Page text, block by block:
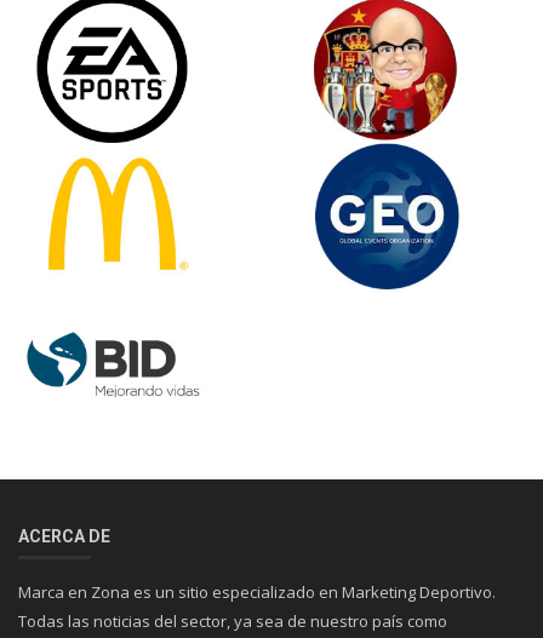
ACERCA DE
Marca en Zona es un sitio especializado en Marketing Deportivo.
Todas las noticias del sector, ya sea de nuestro país como